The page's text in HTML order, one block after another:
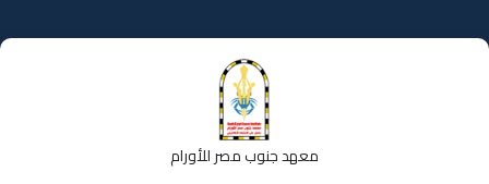
إلى
المحتوى
معهد جنوب مصر للأورام